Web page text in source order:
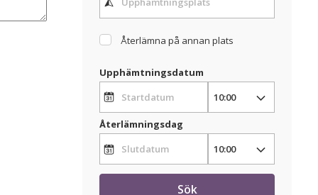
Återlämna på annan plats
Upphämtningsdatum
Återlämningsdag
Sök